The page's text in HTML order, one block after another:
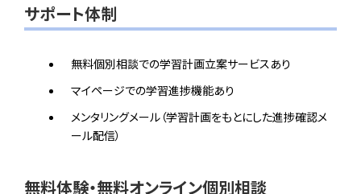
サポート体制
無料個別相談での学習計画立案サービスあり
マイページでの学習進捗機能あり
メンタリングメール（学習計画をもとにした進捗確認メ
ール配信）
無料体験・無料オンライン個別相談